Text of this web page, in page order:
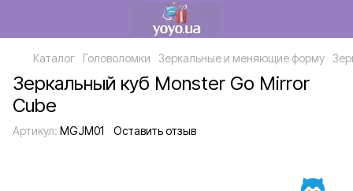
Каталог Головоломки Зеркальные и меняющие форму
Зеркальный куб Monster Go Mirror
Cube
Артикул: MGJM01 Оставить отзыв